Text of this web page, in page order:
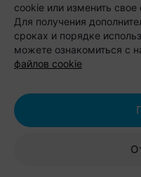
Есть места,
фильму, а не
cookie или изменить
Для получения
сроках и порядке
можете ознакомиться с
файлов cookie